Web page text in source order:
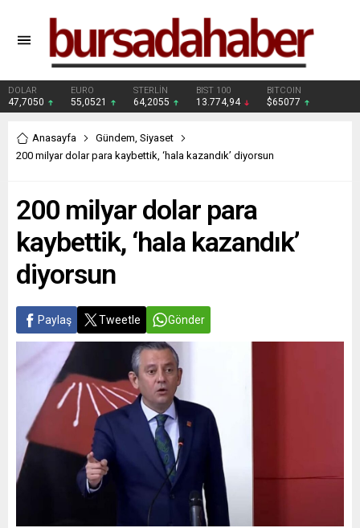
DOLAR
47,7050
EURO
55,0521
STERLİN
64,2055
BIST 100
13.774,94
BITCOIN
$65077
Anasayfa Gündem, Siyaset
200 milyar dolar para kaybettik, ‘hala kazandık’ diyorsun
200 milyar dolar para
kaybettik, ‘hala kazandık’
diyorsun
Paylaş Tweetle Gönder